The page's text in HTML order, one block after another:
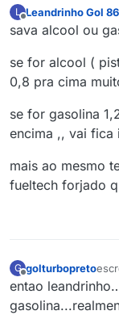
L
Offline
Leandrinho Gol
sava alcool ou
se for alcool (
0,8 pra cima
se for gasolina
encima ,, vai fica
mais ao mesmo
fueltech forjado
G
Offline
golturbopreto
entao